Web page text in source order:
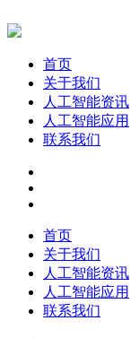
首页
关于我们
人工智能资讯
人工智能应用
联系我们
首页
关于我们
人工智能资讯
人工智能应用
联系我们